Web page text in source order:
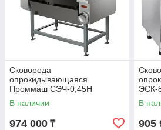
Сковорода
опрокидывающаяся
Проммаш СЭЧ-0,45Н
В наличии
974 000 ₸
ЭСК-
В
905